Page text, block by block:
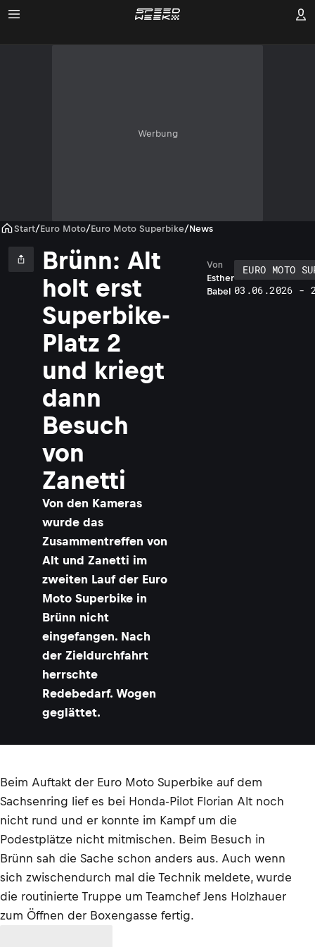
Werbung
Start/Euro Moto/Euro Moto Superbike/News
Brünn: Alt
holt erst
Superbike-
Platz 2
und kriegt
dann
Besuch
von
Zanetti
Von den Kameras
wurde das
Zusammentreffen von
Alt und Zanetti im
zweiten Lauf der Euro
Moto Superbike in
Brünn nicht
eingefangen. Nach
der Zieldurchfahrt
herrschte
Redebedarf. Wogen
geglättet.
Esther
Babel
Von
EURO MOTO
03.06.2026 -
Beim Auftakt der Euro Moto Superbike auf dem
Sachsenring lief es bei Honda-Pilot Florian Alt noch
nicht rund und er konnte im Kampf um die
Podestplätze nicht mitmischen. Beim Besuch in
Brünn sah die Sache schon anders aus. Auch wenn
sich zwischendurch mal die Technik meldete, wurde
die routinierte Truppe um Teamchef Jens Holzhauer
zum Öffnen der Boxengasse fertig.